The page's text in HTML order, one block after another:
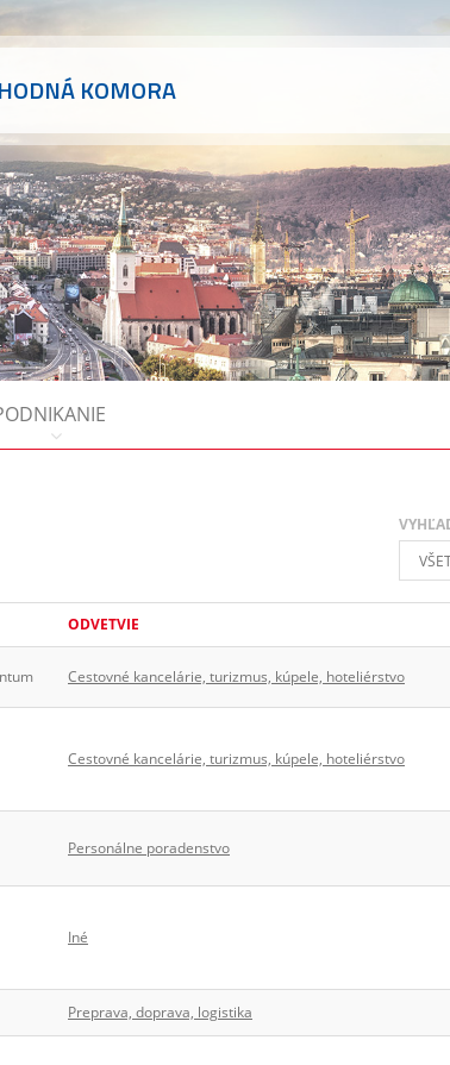
KOMORA
ODVETVIE
Cestovné kancelárie, turizmus, kúpele, hoteliérstvo
Cestovné kancelárie, turizmus, kúpele, hoteliérstvo
Personálne poradenstvo
Iné
Preprava, doprava, logistika